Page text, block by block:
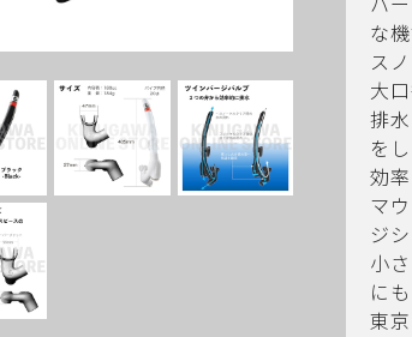
な
ス
大
排
を
効
マ
ジ
小
に
東